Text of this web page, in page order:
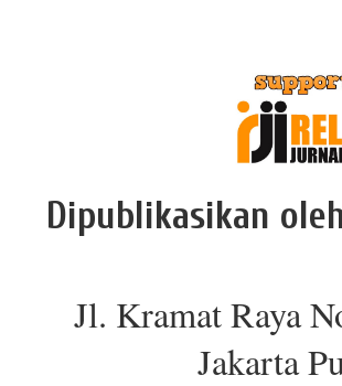
Dipublikasikan
Jl. Kramat Raya
Jakarta